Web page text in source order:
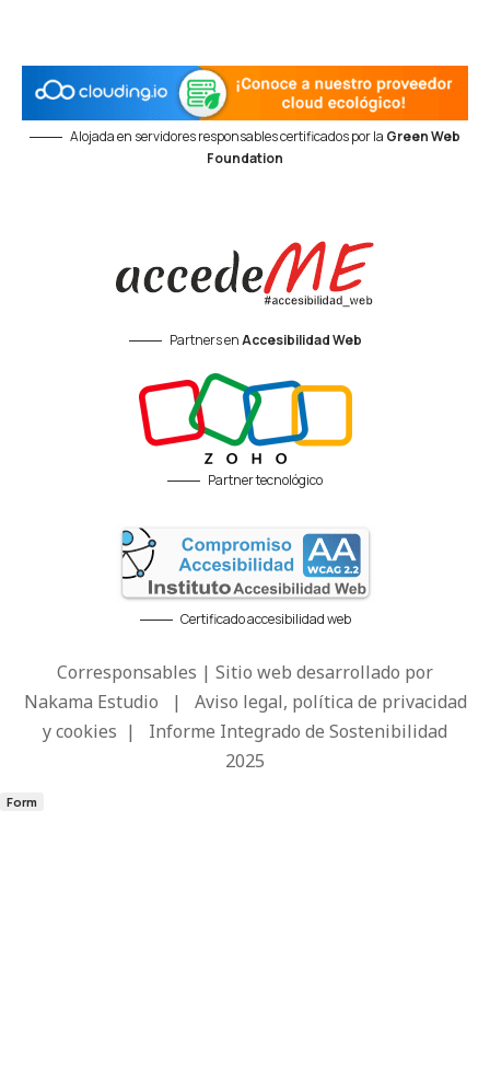
Alojada en servidores responsables certificados por la Green Web
Foundation
Partners enAccesibilidad Web
Partner tecnológico
Certificado accesibilidad web
Corresponsables | Sitio web desarrollado por
Nakama Estudio | Aviso legal, política de privacidad
y cookies | Informe Integrado de Sostenibilidad
2025
Form